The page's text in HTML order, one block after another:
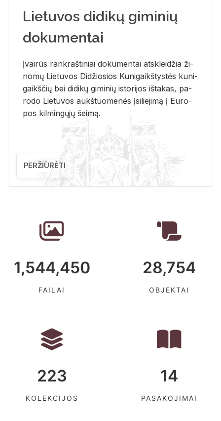
Lietuvos didikų giminių
dokumentai
Įvai­rūs rank­raš­ti­niai do­ku­men­tai at­sklei­džia ži­
no­mų Lie­tu­vos Di­džio­sios Ku­ni­gaikš­tys­tės ku­ni­
gaikš­čių bei di­di­kų gi­mi­nių is­to­ri­jos iš­ta­kas, pa­
ro­do Lie­tu­vos aukš­tuo­me­nės įsi­lie­ji­mą į Eu­ro­
pos kil­min­gų­jų šei­mą.
PERŽIŪRĖTI
1,544,450
FAILAI
28,754
OBJEKTAI
223
KOLEKCIJOS
14
PASAKOJIMAI